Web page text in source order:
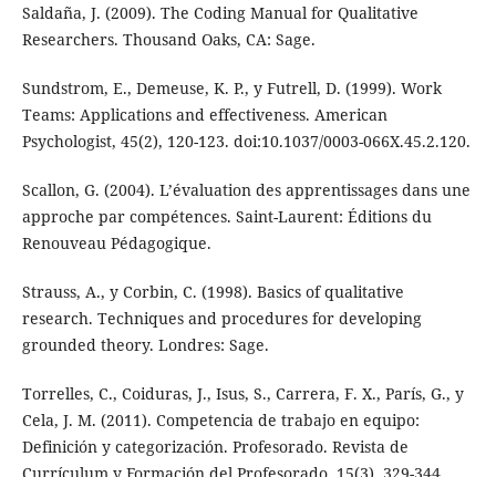
Saldaña, J. (2009). The Coding Manual for Qualitative
Researchers. Thousand Oaks, CA: Sage.
Sundstrom, E., Demeuse, K. P., y Futrell, D. (1999). Work
Teams: Applications and effectiveness. American
Psychologist, 45(2), 120-123. doi:10.1037/0003-066X.45.2.120.
Scallon, G. (2004). L’évaluation des apprentissages dans une
approche par compétences. Saint-Laurent: Éditions du
Renouveau Pédagogique.
Strauss, A., y Corbin, C. (1998). Basics of qualitative
research. Techniques and procedures for developing
grounded theory. Londres: Sage.
Torrelles, C., Coiduras, J., Isus, S., Carrera, F. X., París, G., y
Cela, J. M. (2011). Competencia de trabajo en equipo:
Definición y categorización. Profesorado. Revista de